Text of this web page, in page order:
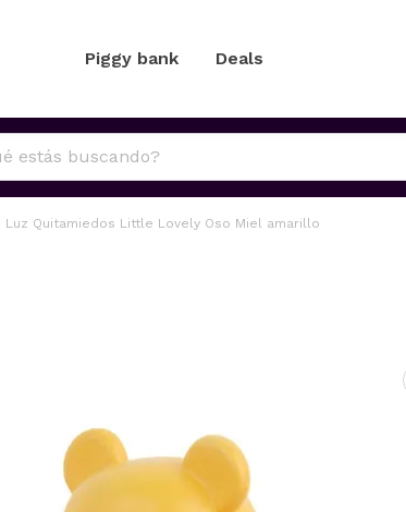
Piggy bank Deals
Luz Quitamiedos Little Lovely Oso Miel amarillo